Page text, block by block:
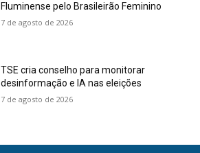
Fluminense pelo Brasileirão Feminino
7 de agosto de 2026
TSE cria conselho para monitorar
desinformação e IA nas eleições
7 de agosto de 2026